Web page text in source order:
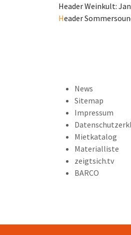
Header Weinkult:
Header
News
Sitemap
Impressum
Mietkatalog
Materialliste
zeigtsich.tv
BARCO